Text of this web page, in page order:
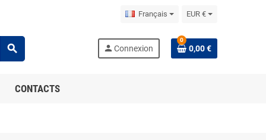
Français EUR €
search person Connexion
0
0,00 €
CONTACTS